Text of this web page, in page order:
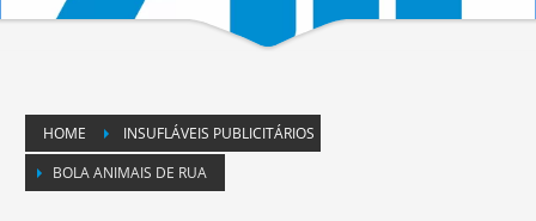
HOME
INSUFLÁVEIS PUBLICITÁRIOS
BOLA ANIMAIS DE RUA